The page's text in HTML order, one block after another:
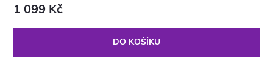
1 099 Kč
DO KOŠÍKU